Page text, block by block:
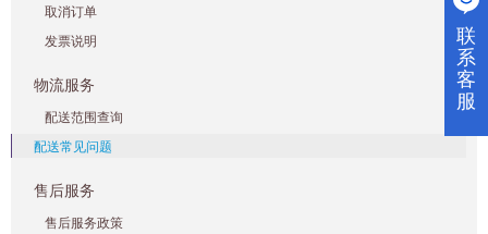
取消订单
发票说明
物流服务
配送范围查询
配送常见问题
售后服务
售后服务政策
联
系
客
服